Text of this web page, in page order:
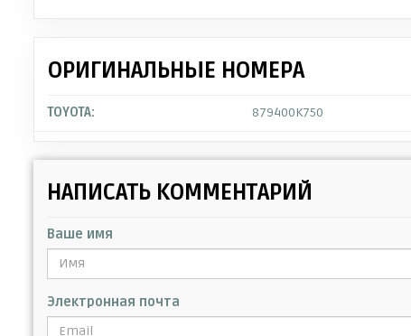
ОРИГИНАЛЬНЫЕ НОМЕРА
TOYOTA: 879400K750
НАПИСАТЬ КОММЕНТАРИЙ
Ваше имя
Электронная почта